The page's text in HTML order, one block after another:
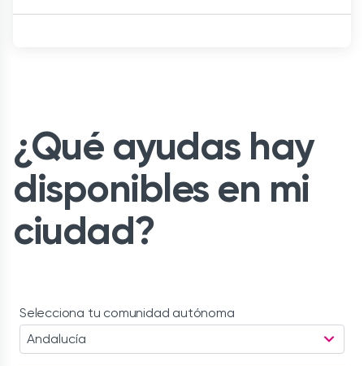
¿Qué ayudas hay
disponibles en mi
ciudad?
Selecciona tu comunidad autónoma